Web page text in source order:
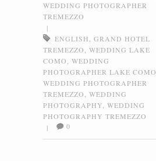
WEDDING PHOTOGRAPHER
TREMEZZO
|
ENGLISH
GRAND HOTEL
TREMEZZO
WEDDING LAKE
COMO
WEDDING
PHOTOGRAPHER LAKE COMO
WEDDING PHOTOGRAPHER
TREMEZZO
WEDDING
PHOTOGRAPHY WEDDING
PHOTOGRAPHY TREMEZZO
|
0